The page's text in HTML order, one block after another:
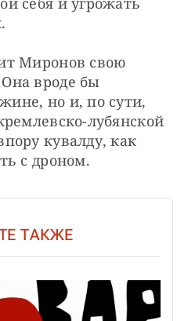
Миронов свою
вроде бы
но и, по сути,
лубянской
кувалду, как
с дроном.
ТАКЖЕ